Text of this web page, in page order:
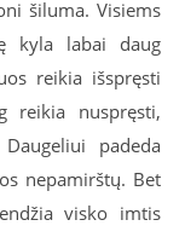
šiluma. Visiems
kyla labai daug
reikia išspręsti
reikia nuspręsti,
padeda
nepamirštų. Bet
visko imtis